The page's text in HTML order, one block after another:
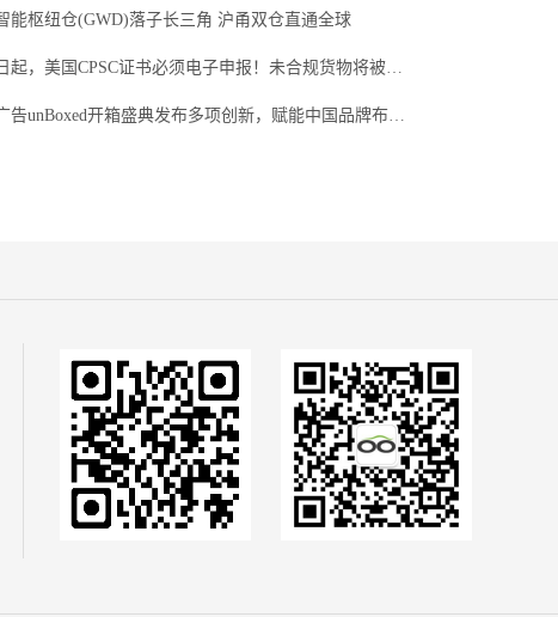
能枢纽仓(GWD)落子长三角 沪甬双仓直通全球
2026年7月8日起，美国CPSC证书必须电子申报！未合规货物将被海关扣留
2026亚马逊广告unBoxed开箱盛典发布多项创新，赋能中国品牌布局全球